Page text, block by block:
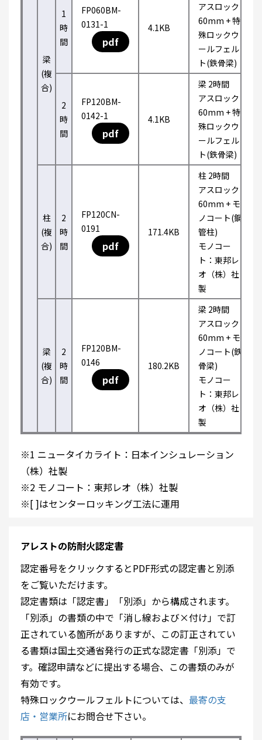
梁
(複
合)
1
時
間
FP060BM-
0131-1
pdf
4.1KB
アスロック
60mm + 特
殊ロックウ
ールフェル
ト(鉄骨梁)
2
時
間
FP120BM-
0142-1
pdf
4.1KB
梁 2時間
アスロック
60mm + 特
殊ロックウ
ールフェル
ト(鉄骨梁)
柱
(複
合)
2
時
間
FP120CN-
0191
pdf
171.4KB
柱 2時間
アスロック
60mm + モ
ノコート(鋼
管柱)
モノコー
ト：東邦レ
オ（株）社
製
梁
(複
合)
2
時
間
FP120BM-
0146
pdf
180.2KB
梁 2時間
アスロック
60mm + モ
ノコート(鉄
骨梁)
モノコー
ト：東邦レ
オ（株）社
製
※1 ニュータイカライト：日本インシュレーション
（株）社製
※2 モノコート：東邦レオ（株）社製
※[ ]はセンターロッキング工法に運用
アレストの防耐火認定書
認定番号をクリックするとPDF形式の認定書と別添
をご覧いただけます。
認定書類は「認定書」「別添」から構成されます。
「別添」の書類の中で「消し線および×付け」で訂
正されている箇所がありますが、この訂正されてい
る書類は国土交通省発行の正式な認定書「別添」で
す。確認申請などに提出する場合、この書類のみが
有効です。
特殊ロックウールフェルトについては、 最寄の支
店・営業所にお問合せ下さい。